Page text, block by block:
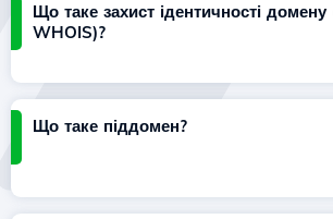
Що таке захист ідентичності домену
WHOIS)?
Що таке піддомен?